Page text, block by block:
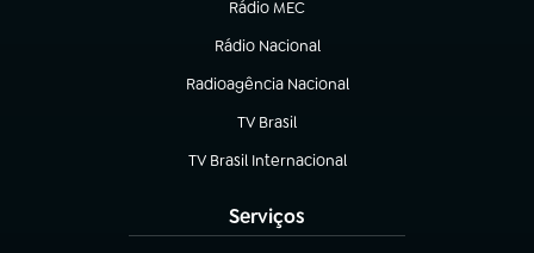
Rádio MEC
(abre em nova aba)
Rádio Nacional
Radioagência Nacional
(abre em nova aba)
TV Brasil
(abre em nova aba)
TV Brasil Internacional
(abre em nova aba)
Serviços